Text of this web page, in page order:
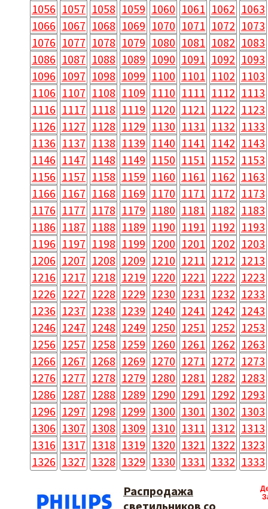
1056 1057 1058 1059 1060 1061 1062 1063
1066 1067 1068 1069 1070 1071 1072 1073
1076 1077 1078 1079 1080 1081 1082 1083
1086 1087 1088 1089 1090 1091 1092 1093
1096 1097 1098 1099 1100 1101 1102 1103
1106 1107 1108 1109 1110 1111 1112 1113
1116 1117 1118 1119 1120 1121 1122 1123
1126 1127 1128 1129 1130 1131 1132 1133
1136 1137 1138 1139 1140 1141 1142 1143
1146 1147 1148 1149 1150 1151 1152 1153
1156 1157 1158 1159 1160 1161 1162 1163
1166 1167 1168 1169 1170 1171 1172 1173
1176 1177 1178 1179 1180 1181 1182 1183
1186 1187 1188 1189 1190 1191 1192 1193
1196 1197 1198 1199 1200 1201 1202 1203
1206 1207 1208 1209 1210 1211 1212 1213
1216 1217 1218 1219 1220 1221 1222 1223
1226 1227 1228 1229 1230 1231 1232 1233
1236 1237 1238 1239 1240 1241 1242 1243
1246 1247 1248 1249 1250 1251 1252 1253
1256 1257 1258 1259 1260 1261 1262 1263
1266 1267 1268 1269 1270 1271 1272 1273
1276 1277 1278 1279 1280 1281 1282 1283
1286 1287 1288 1289 1290 1291 1292 1293
1296 1297 1298 1299 1300 1301 1302 1303
1306 1307 1308 1309 1310 1311 1312 1313
1316 1317 1318 1319 1320 1321 1322 1323
1326 1327 1328 1329 1330 1331 1332 1333
Распродажа
светильников со